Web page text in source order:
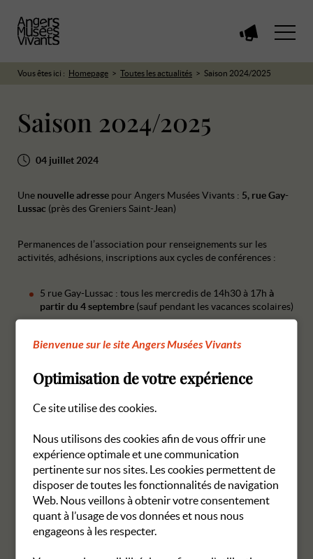
les
manifestations
Vous êtes ici : Homepage Toutes les actualités Saison 2024/2025
Saison 2024/2025
04 juillet 2024
Une nouvelle adresse pour Angers Musées Vivants : 5, rue Gay-
Lussac (près des Greniers Saint-Jean)
Permanences de l’association pour renseignements sur les
activités, adhésions, inscriptions aux cycles de conférences :
5 rue Gay-Lussac : tous les mercredis de 14h30 à 17h à
partir du 4 septembre (sauf pendant les vacances scolaires)
Au Musée des Beaux-arts :du mardi 17 au vendredi 20 et le
permanences rue Gay-Lussac
Bienvenue sur le site Angers Musées Vivants
Optimisation de votre expérience
Ce site utilise des cookies.
Nous utilisons des cookies afin de vous offrir une
expérience optimale et une communication
pertinente sur nos sites. Les cookies permettent de
disposer de toutes les fonctionnalités de navigation
Web. Nous veillons à obtenir votre consentement
quant à l’usage de vos données et nous nous
engageons à les respecter.